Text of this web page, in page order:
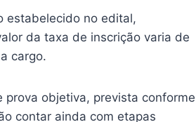
estabelecido no edital,
da taxa de inscrição varia de
cargo.
objetiva, prevista conforme
contar ainda com etapas